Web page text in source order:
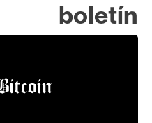
boletín